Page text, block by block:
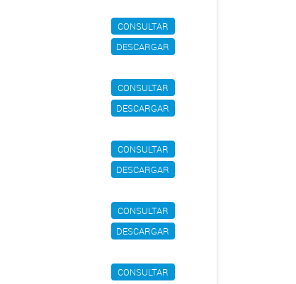
CONSULTAR
DESCARGAR
CONSULTAR
DESCARGAR
CONSULTAR
DESCARGAR
CONSULTAR
DESCARGAR
CONSULTAR